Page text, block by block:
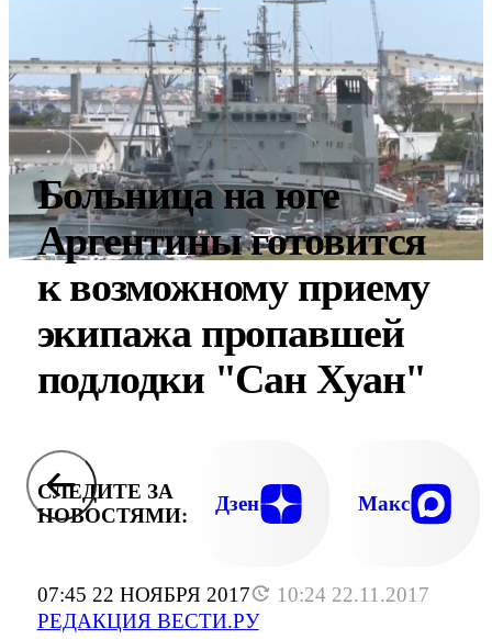
07:45 22 НОЯБРЯ 2017
10:24 22.11.2017
РЕДАКЦИЯ ВЕСТИ.РУ
Больница на юге
Аргентины готовится
к возможному приему
экипажа пропавшей
подлодки "Сан Хуан"
СЛЕДИТЕ ЗА
НОВОСТЯМИ:
Дзен Макс